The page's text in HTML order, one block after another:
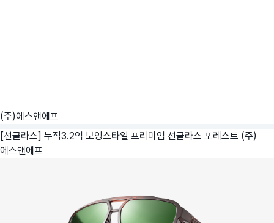
(주)에스앤에프
[선글라스] 누적3.2억 보잉스타일 프리미엄 선글라스 포레스트 (주)
에스앤에프